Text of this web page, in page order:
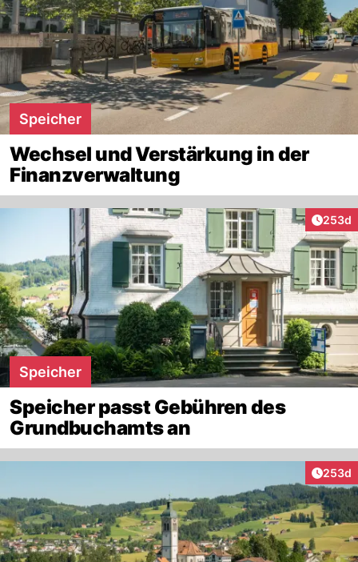
Speicher
Wechsel und Verstärkung in der
Finanzverwaltung
253d
Speicher
Speicher passt Gebühren des
Grundbuchamts an
253d